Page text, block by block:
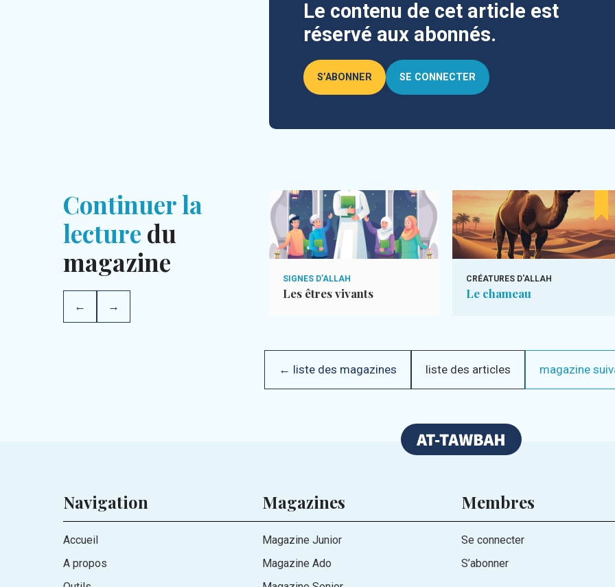
Le contenu de cet article est
réservé aux abonnés.
S’ABONNER SE CONNECTER
Continuer la
lecture du
magazine
← →
PAROLE D'ALLAH
Sourate AL-KÂFIROÛN
SIGNES D’ALLAH
Les êtres vivants
CRÉATURES D'ALLAH
Le chameau
← liste des magazines liste des articles magazine
Navigation
Accueil
A propos
Magazines
Magazine Junior
Magazine Ado
Membres
Se connecter
S’abonner